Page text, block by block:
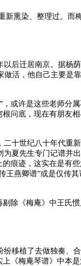
熏染、整理过。而
迁居南京。据杨
活，他自己主要是
或许是这些老师分
问底，现在有朋友
十世纪八十年代重
夏先生专门记谱并
痕迹，这实在是有
燕卿谱”或是仅传
《梅庵》中王氏惯
移植了去做独奏、
《梅庵琴谱》中本